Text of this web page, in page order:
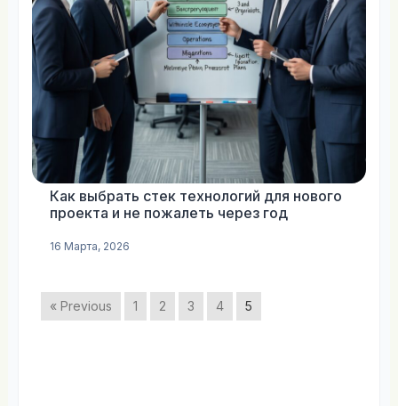
Как выбрать стек технологий для нового
проекта и не пожалеть через год
16 Марта, 2026
« Previous 1 2 3 4 5